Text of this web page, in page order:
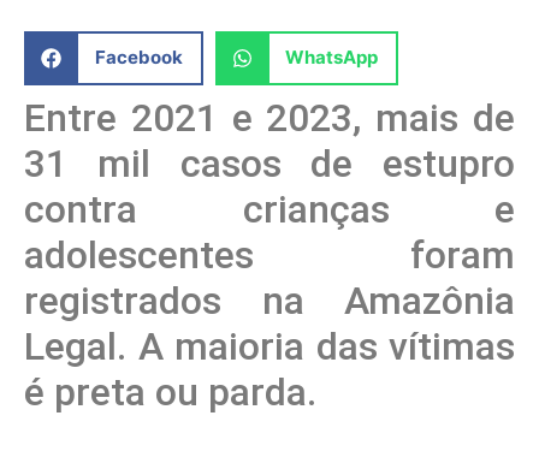
Facebook WhatsApp
Entre 2021 e 2023, mais de
31 mil casos de estupro
contra crianças e
adolescentes foram
registrados na Amazônia
Legal. A maioria das vítimas
é preta ou parda.